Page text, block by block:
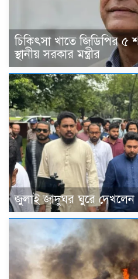
চিকিৎসা খাতে জিডিপির ৫
স্থানীয় সরকার মন্ত্রীর
জুলাই জাদুঘর ঘুরে দেখলেন